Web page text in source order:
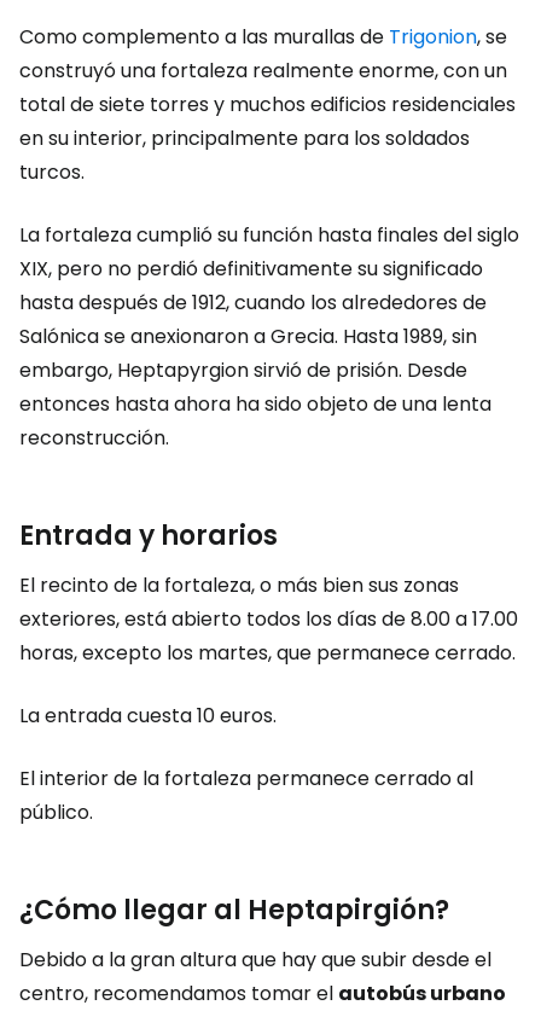
Como complemento a las murallas de Trigonion, se
construyó una fortaleza realmente enorme, con un
total de siete torres y muchos edificios residenciales
en su interior, principalmente para los soldados
turcos.
La fortaleza cumplió su función hasta finales del siglo
XIX, pero no perdió definitivamente su significado
hasta después de 1912, cuando los alrededores de
Salónica se anexionaron a Grecia. Hasta 1989, sin
embargo, Heptapyrgion sirvió de prisión. Desde
entonces hasta ahora ha sido objeto de una lenta
reconstrucción.
Entrada y horarios
El recinto de la fortaleza, o más bien sus zonas
exteriores, está abierto todos los días de 8.00 a 17.00
horas, excepto los martes, que permanece cerrado.
La entrada cuesta 10 euros.
El interior de la fortaleza permanece cerrado al
público.
¿Cómo llegar al Heptapirgión?
Debido a la gran altura que hay que subir desde el
centro, recomendamos tomar el autobús urbano